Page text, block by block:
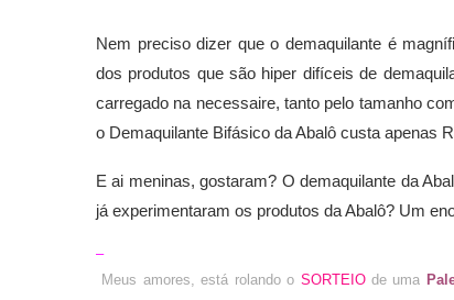
Nem preciso dizer que o demaquilante é
dos produtos que são hiper difíceis de
carregado na necessaire, tanto pelo tamanho
o Demaquilante Bifásico da Abalô custa apenas
E ai meninas, gostaram? O demaquilante da
já experimentaram os produtos da Abalô? Um
–
Meus amores, está rolando o SORTEIO de uma